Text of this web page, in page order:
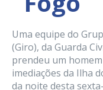
Uma equipe do
(Giro), da Guarda
prendeu um
imediações da Ilha
da noite desta